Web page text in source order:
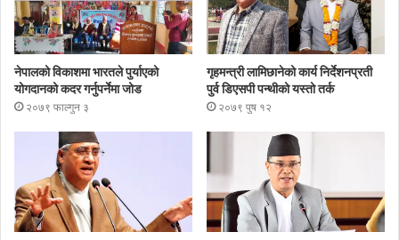
नेपालको विकाशमा भारतले पुर्याएको
योगदानको कदर गर्नुपर्नेमा जोड
२०७९ फाल्गुन ३
गृहमन्त्री लामिछानेको कार्य निर्देशनप्रती
पुर्व डिएसपी पन्थीको यस्तो तर्क
२०७९ पुष १२